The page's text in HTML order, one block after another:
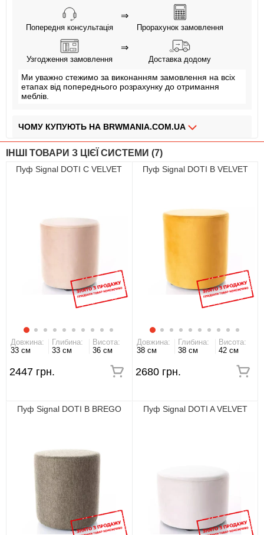
Попередня консультація
⇒
Прорахунок замовлення
Узгодження замовлення
⇒
Доставка додому
Ми уважно стежимо за виконанням замовлення на всіх
етапах від попереднього розрахунку до отримання
меблів.
ЧОМУ КУПУЮТЬ НА BRWMANIA.COM.UA
МЕБЛІ НА БУДЬ ЯКИЙ СМАК
ДОСТАВКА ЗА 2 ДНІ
ЗБІРКА МЕБЛІВ
ІНШІ ТОВАРИ З ЦІЄЇ СИСТЕМИ (7)
Пуф Signal DOTI C VELVET
Довжина:
33 см
Глибина:
33 см
Висота:
36 см
2447 грн.
Пуф Signal DOTI B VELVET
Довжина:
38 см
Глибина:
38 см
Висота:
42 см
2680 грн.
Пуф Signal DOTI B BREGO Пуф Signal DOTI A VELVET